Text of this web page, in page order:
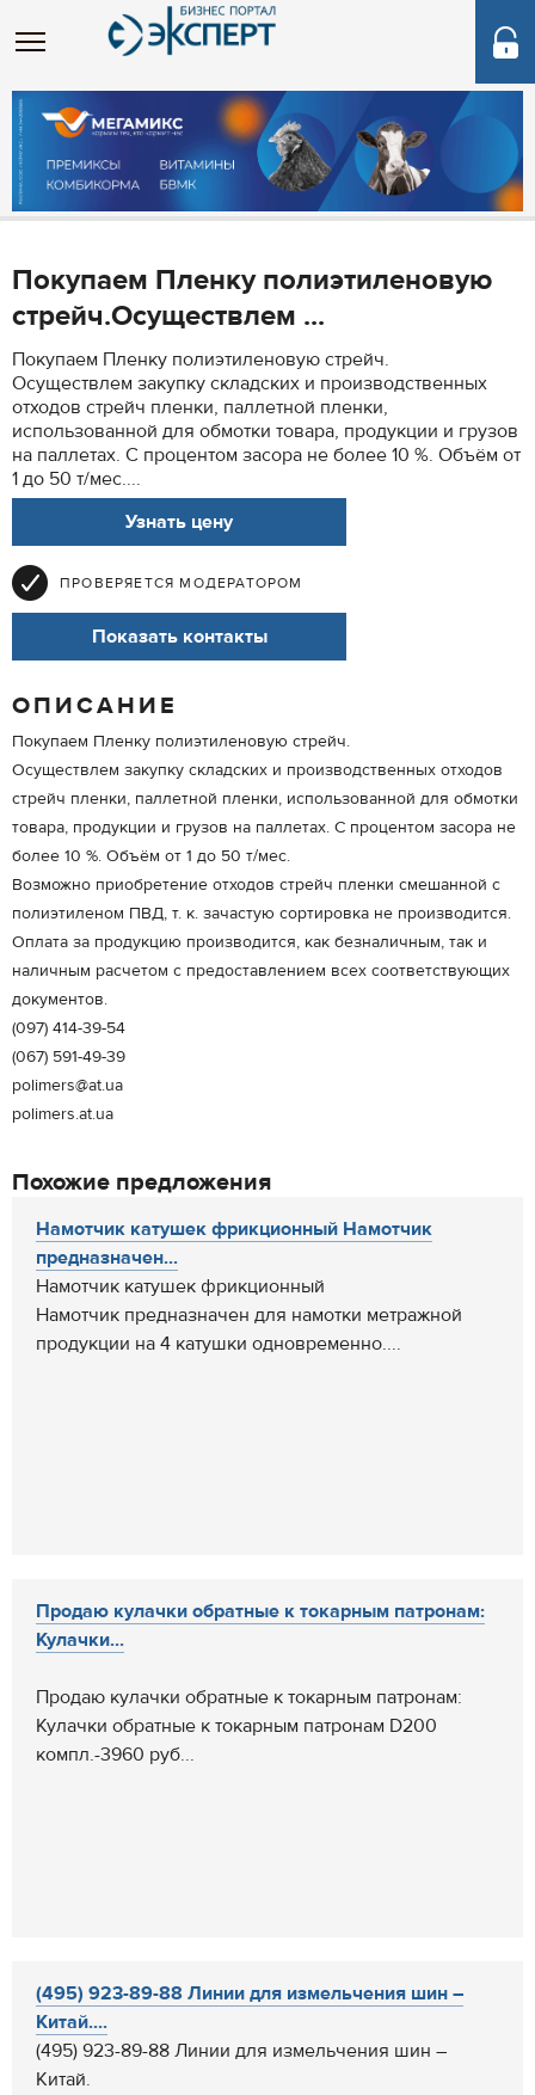
Покупаем Пленку полиэтиленовую
стрейч.Осуществлем ...
Покупаем Пленку полиэтиленовую стрейч.
Осуществлем закупку складских и производственных
отходов стрейч пленки, паллетной пленки,
использованной для обмотки товара, продукции и грузов
на паллетах. С процентом засора не более 10 %. Объём от
1 до 50 т/мес....
Узнать цену
ПРОВЕРЯЕТСЯ МОДЕРАТОРОМ
Показать контакты
ОПИСАНИЕ
Покупаем Пленку полиэтиленовую стрейч.
Осуществлем закупку складских и производственных отходов
стрейч пленки, паллетной пленки, использованной для обмотки
товара, продукции и грузов на паллетах. С процентом засора не
более 10 %. Объём от 1 до 50 т/мес.
Возможно приобретение отходов стрейч пленки смешанной с
полиэтиленом ПВД, т. к. зачастую сортировка не производится.
Оплата за продукцию производится, как безналичным, так и
наличным расчетом с предоставлением всех соответствующих
документов.
(097) 414-39-54
(067) 591-49-39
polimers@at.ua
polimers.at.ua
Похожие предложения
Намотчик катушек фрикционный Намотчик
предназначен...
Намотчик катушек фрикционный
Намотчик предназначен для намотки метражной
продукции на 4 катушки одновременно....
Продаю кулачки обратные к токарным патронам:
Кулачки...
Продаю кулачки обратные к токарным патронам:
Кулачки обратные к токарным патронам D200
компл.-3960 руб...
(495) 923-89-88 Линии для измельчения шин –
Китай....
(495) 923-89-88 Линии для измельчения шин –
Китай.